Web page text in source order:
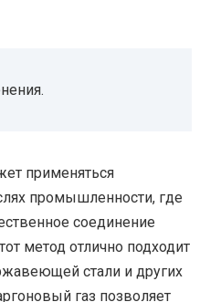
применяться
промышленности, где
соединение
метод отлично подходит
стали и других
газ позволяет